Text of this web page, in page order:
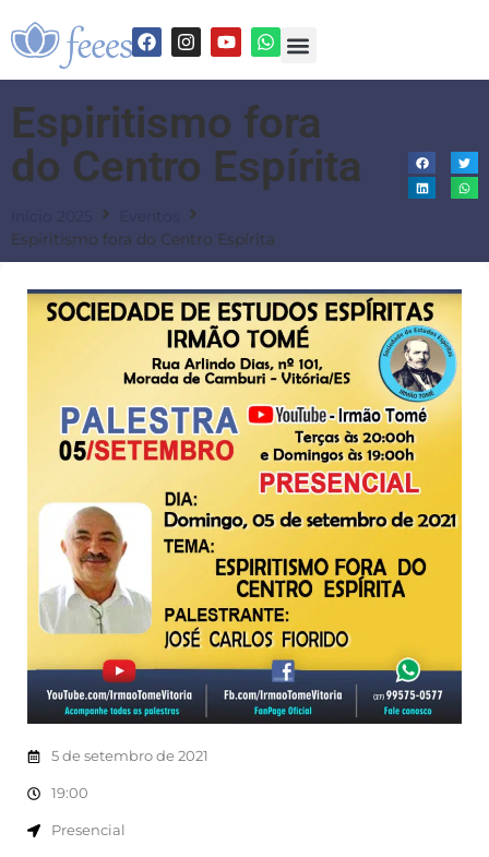
Espiritismo fora
do Centro Espírita
Espiritismo fora do Centro Espírita
5 de setembro de 2021
19:00
Presencial